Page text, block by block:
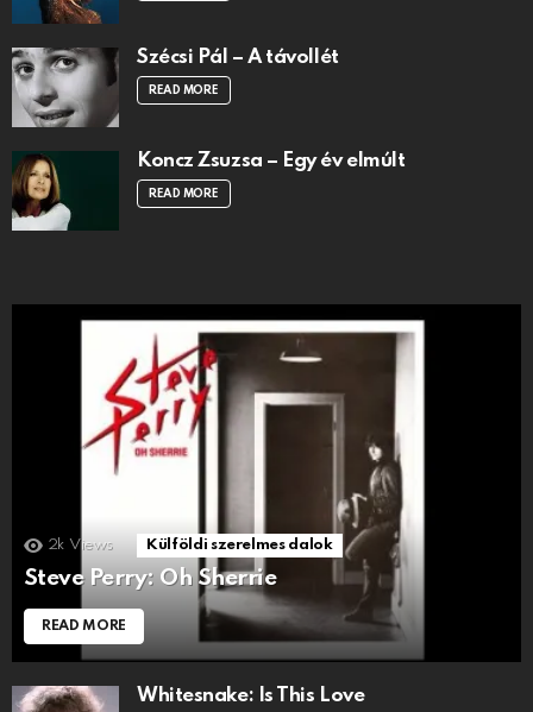
Szécsi Pál – A távollét
READ MORE
Koncz Zsuzsa – Egy év elmúlt
READ MORE
2k Views Külföldi szerelmes dalok
Steve Perry: Oh Sherrie
READ MORE
Whitesnake: Is This Love